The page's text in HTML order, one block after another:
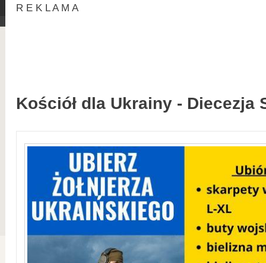
R E K L A M A
Kościół dla Ukrainy - Diecezja